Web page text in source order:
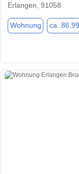
Erlangen, 91058
Wohnung ca.